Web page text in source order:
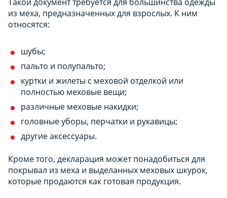
из меха, предназначенных для взрослых. К ним
относятся:
шубы;
пальто и полупальто;
куртки и жилеты с меховой отделкой или
полностью меховые вещи;
различные меховые накидки;
головные уборы, перчатки и рукавицы;
другие аксессуары.
Кроме того, декларация может понадобиться для
покрывал из меха и выделанных меховых шкурок,
которые продаются как готовая продукция.